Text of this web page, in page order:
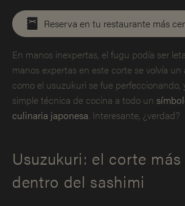
Reserva en tu restaurante más
En manos inexpertas, el fugu podía ser
manos expertas en este corte se volvía un
como el usuzukuri se fue perfeccionando,
simple técnica de cocina a todo un
culinaria japonesa. Interesante, ¿verdad?
Usuzukuri: el corte
dentro del sashimi